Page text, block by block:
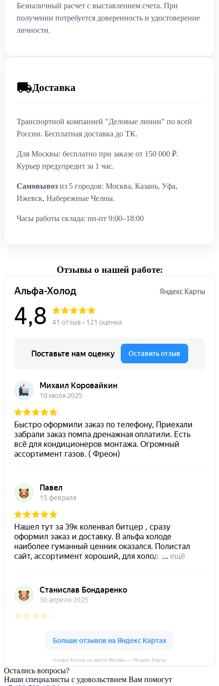
Безналичный расчет с выставлением счета. При
получении потребуется доверенность и удостоверение
личности.
Доставка
Транспортной компанией "Деловые линии" по всей
России. Бесплатная доставка до ТК.
Для Москвы: бесплатно при заказе от 150 000 ₽.
Курьер предупредит за 1 час.
Самовывоз из 5 городов: Москва, Казань, Уфа,
Ижевск, Набережные Челны.
Часы работы склада: пн-пт 9:00–18:00
Отзывы о нашей работе:
Альфа-Холод на карте Москвы — Яндекс Карты
Остались вопросы?
Наши специалисты с удовольствием Вам помогут